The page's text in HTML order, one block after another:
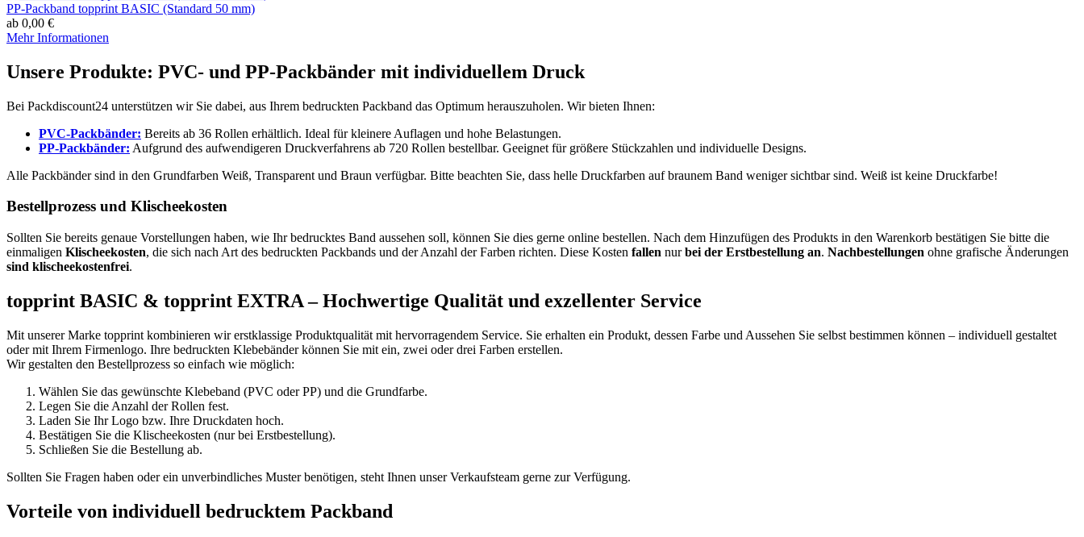
PP-Packband topprint BASIC (Standard 50 mm)
ab 0,00 €
Mehr Informationen
Unsere Produkte: PVC- und PP-Packbänder mit individuellem Druck
Bei Packdiscount24 unterstützen wir Sie dabei, aus Ihrem bedruckten Packband das Optimum herauszuholen. Wir bieten Ihnen:
PVC-Packbänder: Bereits ab 36 Rollen erhältlich. Ideal für kleinere Auflagen und hohe Belastungen.
PP-Packbänder: Aufgrund des aufwendigeren Druckverfahrens ab 720 Rollen bestellbar. Geeignet für größere Stückzahlen und individuelle Designs.
Alle Packbänder sind in den Grundfarben Weiß, Transparent und Braun verfügbar. Bitte beachten Sie, dass helle Druckfarben auf braunem Band weniger sichtbar sind. Weiß ist keine Druckfarbe!
Bestellprozess und Klischeekosten
Sollten Sie bereits genaue Vorstellungen haben, wie Ihr bedrucktes Band aussehen soll, können Sie dies gerne online bestellen. Nach dem Hinzufügen des Produkts in den Warenkorb bestätigen Sie bitte die
einmaligen Klischeekosten, die sich nach Art des bedruckten Packbands und der Anzahl der Farben richten. Diese Kosten fallen nurbei der Erstbestellung an. Nachbestellungen ohne grafische Änderungen
sind klischeekostenfrei.
topprint BASIC & topprint EXTRA – Hochwertige Qualität und exzellenter Service
Mit unserer Marke topprint kombinieren wir erstklassige Produktqualität mit hervorragendem Service. Sie erhalten ein Produkt, dessen Farbe und Aussehen Sie selbst bestimmen können – individuell gestaltet
oder mit Ihrem Firmenlogo. Ihre bedruckten Klebebänder können Sie mit ein, zwei oder drei Farben erstellen.
Wir gestalten den Bestellprozess so einfach wie möglich:
Wählen Sie das gewünschte Klebeband (PVC oder PP) und die Grundfarbe.
Legen Sie die Anzahl der Rollen fest.
Laden Sie Ihr Logo bzw. Ihre Druckdaten hoch.
Bestätigen Sie die Klischeekosten (nur bei Erstbestellung).
Schließen Sie die Bestellung ab.
Sollten Sie Fragen haben oder ein unverbindliches Muster benötigen, steht Ihnen unser Verkaufsteam gerne zur Verfügung.
Vorteile von individuell bedrucktem Packband